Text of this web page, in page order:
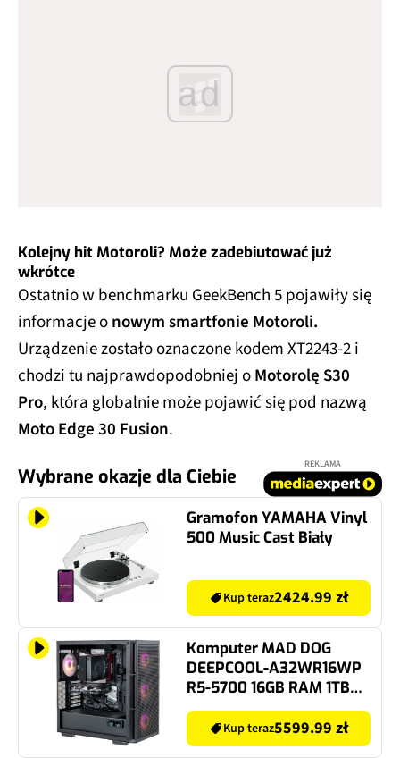
ad
Kolejny hit Motoroli? Może zadebiutować już
wkrótce
Ostatnio w benchmarku GeekBench 5 pojawiły się
informacje onowym smartfonie Motoroli.
Urządzenie zostało oznaczone kodem XT2243-2 i
chodzi tu najprawdopodobniej oMotorolę S30
Pro, która globalnie może pojawić się pod nazwą
Moto Edge 30 Fusion.
Wybrane okazje dla Ciebie
REKLAMA
Gramofon YAMAHA Vinyl
500 Music Cast Biały
Kup teraz2424.99 zł
Komputer MAD DOG
DEEPCOOL-A32WR16WP
R5-5700 16GB RAM 1TB
SSD GeForce RTX5060
DLSS 4.5 Wi-Fi Windows
11 Professional
Kup teraz5599.99 zł